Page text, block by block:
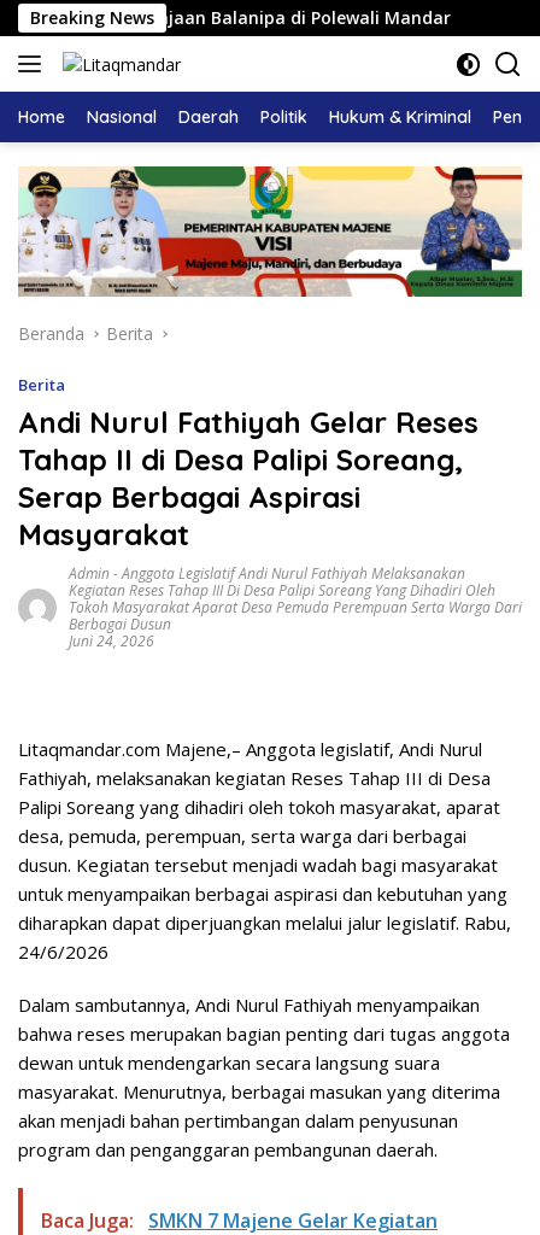
Langsung
ke
konten
Breaking News
Adat Kerajaan Balanipa di Polewali Mandar
Home Nasional Daerah Politik Hukum & Kriminal
Beranda Berita
Berita
Andi Nurul Fathiyah Gelar Reses
Tahap II di Desa Palipi Soreang,
Serap Berbagai Aspirasi
Masyarakat
Admin-Anggota Legislatif Andi Nurul Fathiyah Melaksanakan
Kegiatan Reses Tahap III Di Desa Palipi Soreang Yang Dihadiri Oleh
Tokoh Masyarakat Aparat Desa Pemuda Perempuan Serta Warga Dari
Berbagai Dusun
Juni 24, 2026
Litaqmandar.com Majene,– Anggota legislatif, Andi Nurul
Fathiyah, melaksanakan kegiatan Reses Tahap III di Desa
Palipi Soreang yang dihadiri oleh tokoh masyarakat, aparat
desa, pemuda, perempuan, serta warga dari berbagai
dusun. Kegiatan tersebut menjadi wadah bagi masyarakat
untuk menyampaikan berbagai aspirasi dan kebutuhan yang
diharapkan dapat diperjuangkan melalui jalur legislatif. Rabu,
24/6/2026
Dalam sambutannya, Andi Nurul Fathiyah menyampaikan
bahwa reses merupakan bagian penting dari tugas anggota
dewan untuk mendengarkan secara langsung suara
masyarakat. Menurutnya, berbagai masukan yang diterima
akan menjadi bahan pertimbangan dalam penyusunan
program dan penganggaran pembangunan daerah.
Baca Juga:
SMKN 7 Majene Gelar Kegiatan